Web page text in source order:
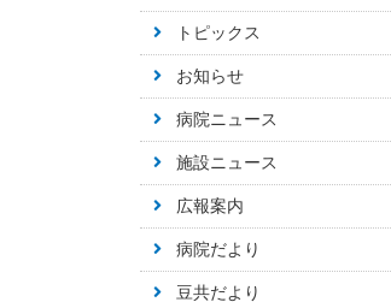
トピックス
お知らせ
病院ニュース
施設ニュース
広報案内
病院だより
豆共だより